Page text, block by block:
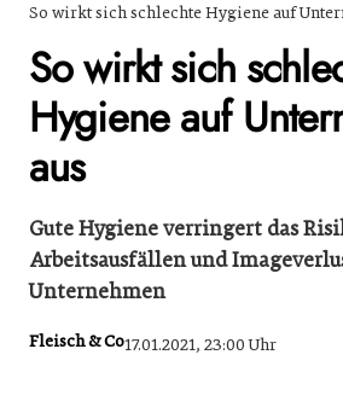
So wirkt sich schlechte Hygiene auf
So wirkt sich
Hygiene auf
aus
Gute Hygiene verringert das
Arbeitsausfällen und
Unternehmen
Fleisch & Co17.01.2021, 23:00 Uhr